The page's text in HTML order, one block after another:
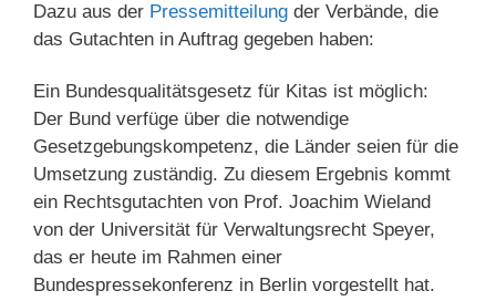
Dazu aus der Pressemitteilung der Verbände, die
das Gutachten in Auftrag gegeben haben:
Ein Bundesqualitätsgesetz für Kitas ist möglich:
Der Bund verfüge über die notwendige
Gesetzgebungskompetenz, die Länder seien für die
Umsetzung zuständig. Zu diesem Ergebnis kommt
ein Rechtsgutachten von Prof. Joachim Wieland
von der Universität für Verwaltungsrecht Speyer,
das er heute im Rahmen einer
Bundespressekonferenz in Berlin vorgestellt hat.